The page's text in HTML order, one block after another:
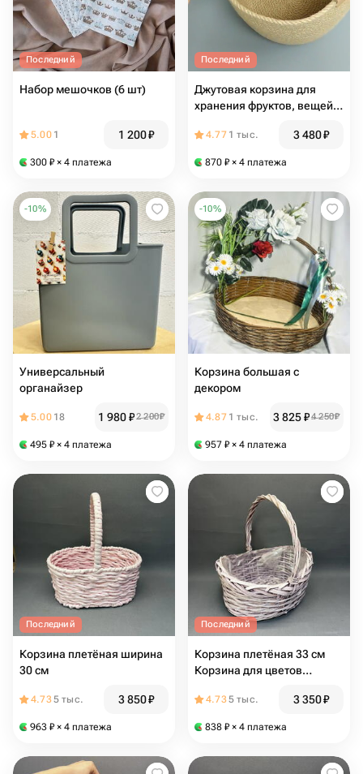
Последний
Набор мешочков (6 шт)
5.00 1 1 200₽
300 ₽ × 4 платежа
Последний
Джутовая корзина для
хранения фруктов, вещей,
вязаная корзина
4.77 1 тыс. 3 480₽
870 ₽ × 4 платежа
-10%
Универсальный
органайзер
5.00 18 1 980₽2 200₽
495 ₽ × 4 платежа
-10%
Корзина большая с
декором
4.87 1 тыс. 3 825₽4 250₽
957 ₽ × 4 платежа
Последний
Корзина плетёная ширина
30 см
4.735 тыс. 3 850₽
963 ₽ × 4 платежа
Последний
Корзина плетёная 33 см
Корзина для цветов
4.735 тыс. 3 350₽
838 ₽ × 4 платежа